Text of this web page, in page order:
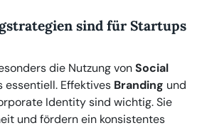
sind für Startups
die Nutzung vonSocial
essentiell. Effektives Branding und
Identity sind wichtig. Sie
und fördern ein konsistentes